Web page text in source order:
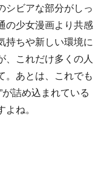
シビアな部分がしっ
の少女漫画より共感
持ちや新しい環境に
、これだけ多くの人
。あとは、これでも
詰め込まれている
ね。